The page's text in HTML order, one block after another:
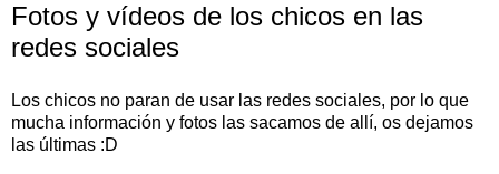
Fotos y vídeos de los chicos en las
redes sociales
Los chicos no paran de usar las redes sociales, por lo que
mucha información y fotos las sacamos de allí, os dejamos
las últimas :D